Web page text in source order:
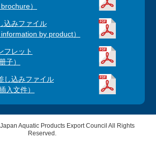
）
込みファイル
information by product）
フレット
子）
し込みファイル
入文件）
Aquatic Products Export Council All Rights
Reserved.